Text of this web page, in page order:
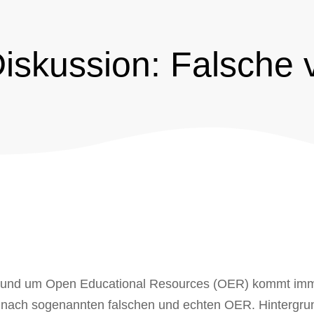
Falsche
um Open Educational Resources (OER) kommt
sogenannten falschen und echten OER.